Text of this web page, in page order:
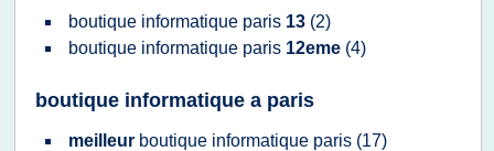
boutique informatique paris 13 (2)
boutique informatique paris 12eme (4)
boutique informatique a paris
meilleur boutique informatique paris (17)